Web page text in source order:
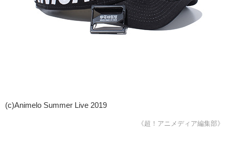
(c)Animelo Summer Live 2019
《超！アニメディア編集部》